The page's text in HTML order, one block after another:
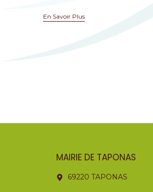
En Savoir Plus
MAIRIE DE TAPONAS
69220 TAPONAS